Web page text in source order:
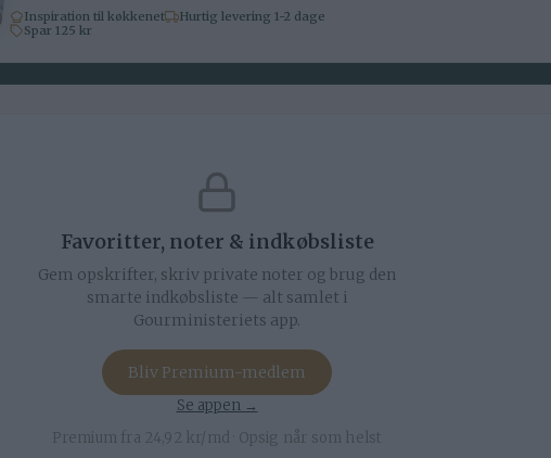
Inspiration til køkkenet
Hurtig levering 1-2 dage
Spar 125 kr
Favoritter, noter & indkøbsliste
Gem opskrifter, skriv private noter og brug den
smarte indkøbsliste — alt samlet i
Gourministeriets app.
Bliv Premium-medlem
Se appen →
Premium fra 24,92 kr/md · Opsig når som helst